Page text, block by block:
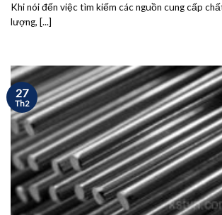
Khi nói đến việc tìm kiếm các nguồn cung cấp
lượng, [...]
27
Th2